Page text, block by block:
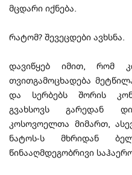
მცდარი იქნება.
რატომ? შევეცდები ავხსნა.
დავიწყებ იმით, რომ
თვითგამოცხადება
და სერბებს შორის
გვახსოვს გარედან
კოსოვოელთა მიმართ,
ნატოს-ს მხრიდან
წინააღმდეგობრივი